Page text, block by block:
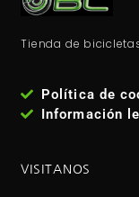
Tienda de
Política de
Información
VISITANOS